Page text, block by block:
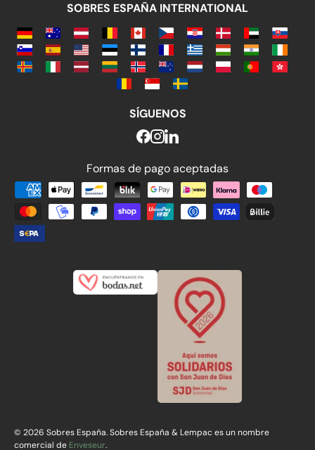
SOBRES ESPAÑA INTERNATIONAL
SÍGUENOS
Formas de pago aceptadas
Formas de pago aceptadas
© 2026 Sobres España. Sobres España & Lempac es un nombre
comercial de Enveseur.